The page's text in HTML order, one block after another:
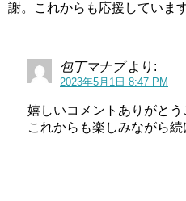
謝。これからも応援していま
包丁マナブ より:
2023年5月1日 8:47 PM
嬉しいコメントありがとう
これからも楽しみながら続